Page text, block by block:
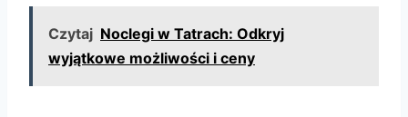
Czytaj Noclegi w Tatrach: Odkryj
wyjątkowe możliwości i ceny